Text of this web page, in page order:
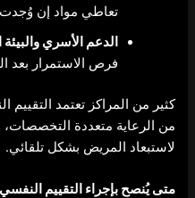
تعاطي مواد إن
الدعم الأسري
فرص الاستمرار بعد
كثير من المراكز تعتمد
من الرعاية متعددة
لاستبعاد المريض بشكل تلقائي.
متى يُنصح بإجراء التقييم